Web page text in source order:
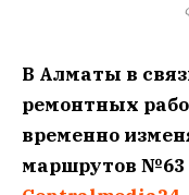
В Алматы в
ремонтных
временно
маршрутов №63